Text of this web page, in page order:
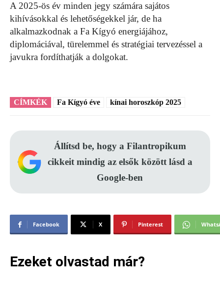
A 2025-ös év minden jegy számára sajátos
kihívásokkal és lehetőségekkel jár, de ha
alkalmazkodnak a Fa Kígyó energiájához,
diplomáciával, türelemmel és stratégiai tervezéssel a
javukra fordíthatják a dolgokat.
CÍMKÉK Fa Kígyó éve kínai horoszkóp 2025
Állítsd be, hogy a Filantropikum
cikkeit mindig az elsők között lásd a
Google-ben
Facebook X Pinterest
Ezeket olvastad már?